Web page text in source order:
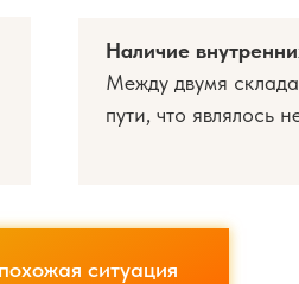
ситуация
Наличие
Между двумя
пути, что являлось